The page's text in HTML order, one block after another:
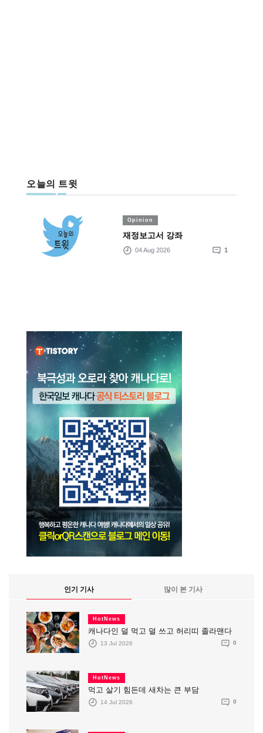
오늘의 트윗
Opinion
재정보고서 강좌
04 Aug 2026 1
인기 기사 많이 본 기사
HotNews
캐나다인 덜 먹고 덜 쓰고 허리띠 졸라맨다
13 Jul 2026 0
HotNews
먹고 살기 힘든데 새차는 큰 부담
14 Jul 2026 0